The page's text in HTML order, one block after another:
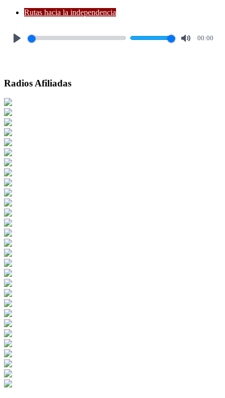
Rutas hacia la independencia
00:00
Radios Afiliadas